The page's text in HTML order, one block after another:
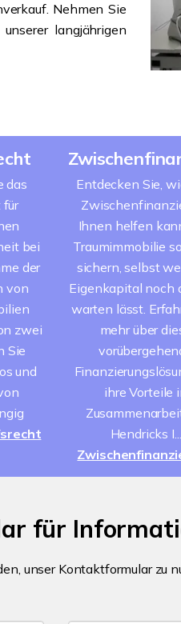
Nehmen Sie
langjährigen
das
für
bei
der
von
zwei
Sie
und
Entdecken Sie,
Ihnen helfen
Traumimmobilie
sichern, selbst
Eigenkapital noch
warten lässt.
mehr über
ihre Vorteile
Hendricks I...
für
unser Kontaktformular zu